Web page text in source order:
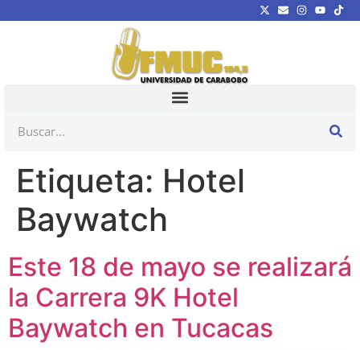
Etiqueta: Hotel
Baywatch
Este 18 de mayo se realizará
la Carrera 9K Hotel
Baywatch en Tucacas